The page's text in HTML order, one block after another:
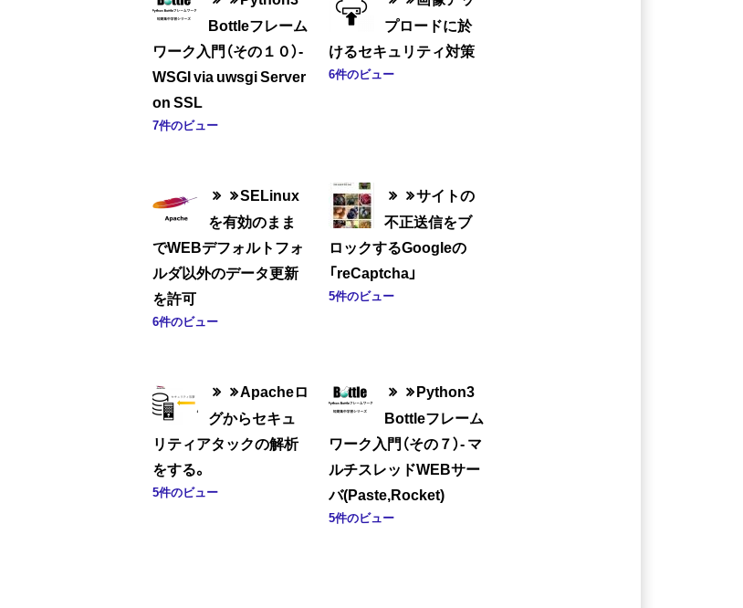
Bottleフレーム
ワーク入門（その１０）-
WSGI via uwsgi Server
on SSL
7件のビュー
プロードに於
けるセキュリティ対策
6件のビュー
SELinux
を有効のまま
でWEBデフォルトフォ
ルダ以外のデータ更新
を許可
6件のビュー
サイトの
不正送信をブ
ロックするGoogleの
「reCaptcha」
5件のビュー
Apacheロ
グからセキュ
リティアタックの解析
をする。
5件のビュー
Python3
Bottleフレーム
ワーク入門（その７）- マ
ルチスレッドWEBサー
バ(Paste,Rocket)
5件のビュー